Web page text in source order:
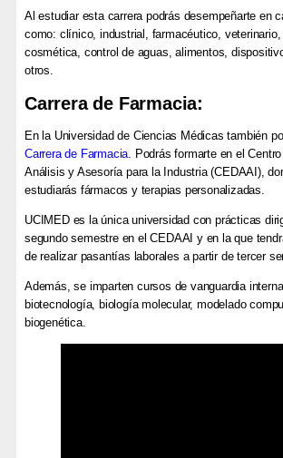
Al estudiar esta carrera podrás desempeñarte en
como: clínico, industrial, farmacéutico,
cosmética, control de aguas, alimentos,
otros.
Carrera de Farmacia:
En la Universidad de Ciencias Médicas también
Carrera de Farmacia. Podrás formarte en el
Análisis y Asesoría para la Industria (CEDAAI),
estudiarás fármacos y terapias personalizadas.
UCIMED es la única universidad con prácticas
segundo semestre en el CEDAAI y en la que
de realizar pasantías laborales a partir de tercer
Además, se imparten cursos de vanguardia
biotecnología, biología molecular, modelado
biogenética.